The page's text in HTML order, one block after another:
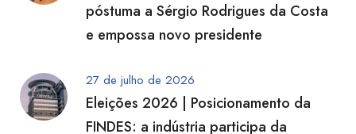
póstuma a Sérgio Rodrigues da Costa
e empossa novo presidente
27 de julho de 2026
Eleições 2026 | Posicionamento da
FINDES: a indústria participa da